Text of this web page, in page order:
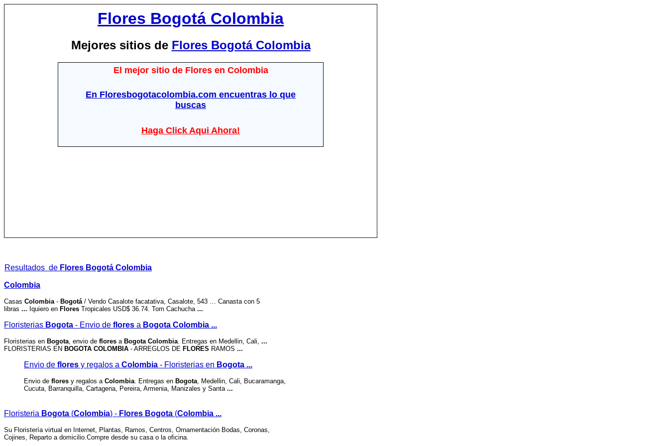
Flores Bogotá Colombia
Mejores sitios de Flores Bogotá Colombia
El mejor sitio de Flores en Colombia
En Floresbogotacolombia.com encuentras lo que
buscas
Haga Click Aqui Ahora!
Resultados de Flores Bogotá Colombia
Colombia
Casas Colombia- Bogotá/ Vendo Casalote facatativa, Casalote, 543 … Canasta con 5
libras ... Iquiero en Flores Tropicales USD$ 36.74. Tom Cachucha ...
Floristerias Bogota - Envio de flores a Bogota Colombia ...
Floristerias en Bogota, envio de flores a Bogota Colombia. Entregas en Medellin, Cali, ...
FLORISTERIAS EN BOGOTA COLOMBIA - ARREGLOS DE FLORES RAMOS ...
Envio de flores y regalos a Colombia - Floristerias en Bogota ...
Envio de flores y regalos a Colombia. Entregas en Bogota, Medellin, Cali, Bucaramanga,
Cucuta, Barranquilla, Cartagena, Pereira, Armenia, Manizales y Santa ...
Floristeria Bogota (Colombia) - Flores Bogota (Colombia ...
Su Floristería virtual en Internet, Plantas, Ramos, Centros, Ornamentación Bodas, Coronas,
Cojines, Reparto a domicilio.Compre desde su casa o la oficina.